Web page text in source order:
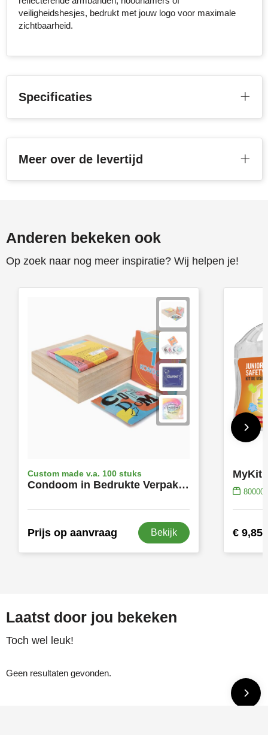
Toppoint
Vinga
Waterman
veiligheidshesjes, bedrukt met jouw logo voor maximale
zichtbaarheid.
Specificaties
Meer over de levertijd
Anderen bekeken ook
Op zoek naar nog meer inspiratie? Wij helpen je!
Custom made v.a. 100 stuks
Condoom in Bedrukte Verpakking | Eigen Ontwerp
Prijs op aanvraag Bekijk
80000
€ 9,85
Laatst door jou bekeken
Toch wel leuk!
Geen resultaten gevonden.